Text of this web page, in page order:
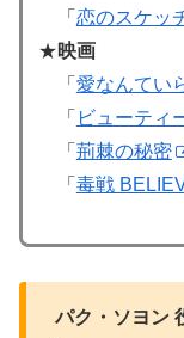
「 恋のスケッ
★映画
「 愛なんてい
「 ビューティ
「 荊棘の秘密
「 毒戦
パク・ソヨン